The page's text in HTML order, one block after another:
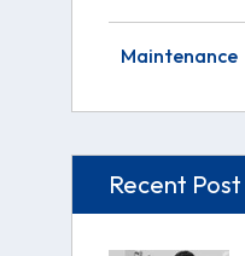
Maintenance
Recent Post